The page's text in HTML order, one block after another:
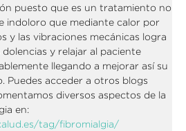
puesto que es un tratamiento no
indoloro que mediante calor por
y las vibraciones mecánicas logra
dolencias y relajar al paciente
llegando a mejorar así su
Puedes acceder a otros blogs
diversos aspectos de la
en:
tag/fibromialgia/